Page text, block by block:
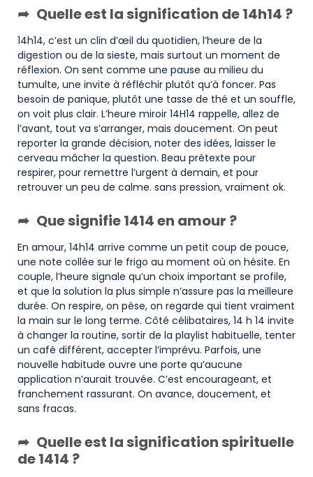
Quelle est la signification de 14h14 ?
14h14, c’est un clin d’œil du quotidien, l’heure de la
digestion ou de la sieste, mais surtout un moment de
réflexion. On sent comme une pause au milieu du
tumulte, une invite à réfléchir plutôt qu’à foncer. Pas
besoin de panique, plutôt une tasse de thé et un souffle,
on voit plus clair. L’heure miroir 14H14 rappelle, allez de
l’avant, tout va s’arranger, mais doucement. On peut
reporter la grande décision, noter des idées, laisser le
cerveau mâcher la question. Beau prétexte pour
respirer, pour remettre l’urgent à demain, et pour
retrouver un peu de calme. sans pression, vraiment ok.
Que signifie 1414 en amour ?
En amour, 14h14 arrive comme un petit coup de pouce,
une note collée sur le frigo au moment où on hésite. En
couple, l’heure signale qu’un choix important se profile,
et que la solution la plus simple n’assure pas la meilleure
durée. On respire, on pèse, on regarde qui tient vraiment
la main sur le long terme. Côté célibataires, 14 h 14 invite
à changer la routine, sortir de la playlist habituelle, tenter
un café différent, accepter l’imprévu. Parfois, une
nouvelle habitude ouvre une porte qu’aucune
application n’aurait trouvée. C’est encourageant, et
franchement rassurant. On avance, doucement, et
sans fracas.
Quelle est la signification spirituelle
de 1414 ?